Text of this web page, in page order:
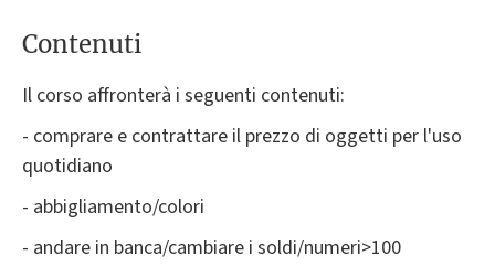
Contenuti
Il corso affronterà i seguenti contenuti:
- comprare e contrattare il prezzo di oggetti per l'uso
quotidiano
- abbigliamento/colori
- andare in banca/cambiare i soldi/numeri>100